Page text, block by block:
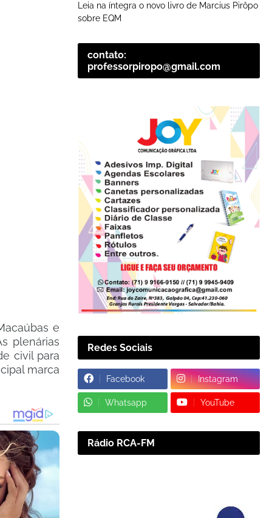
e
plenárias
civil para
marca
Leia na íntegra o novo livro de Marcius Pirôpo
sobre EQM
contato:
professorpiropo@gmail.com
Redes Sociais
Facebook Instagram
Whatsapp YouTube
Rádio RCA-FM